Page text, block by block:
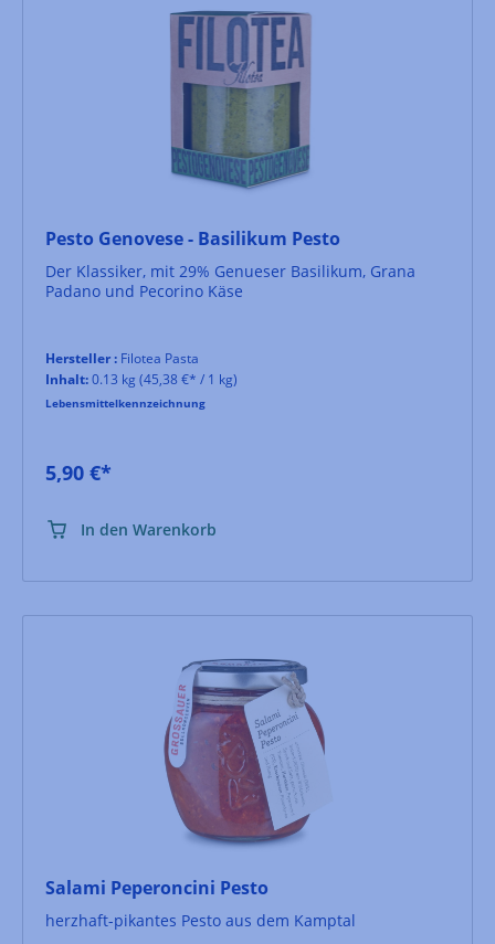
Pesto Genovese - Basilikum Pesto
Der Klassiker, mit 29% Genueser Basilikum, Grana
Padano und Pecorino Käse
Hersteller : Filotea Pasta
Inhalt:0.13 kg (45,38 €* / 1 kg)
Lebensmittelkennzeichnung
5,90 €*
In den Warenkorb
Salami Peperoncini Pesto
herzhaft-pikantes Pesto aus dem Kamptal